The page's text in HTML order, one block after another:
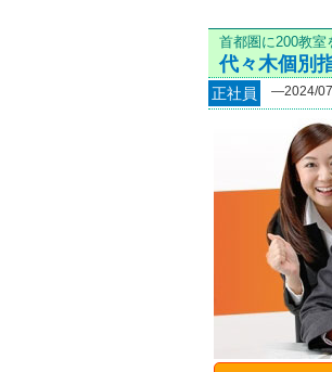
首都圏に200教室
代々木個別
正社員 ―2024/